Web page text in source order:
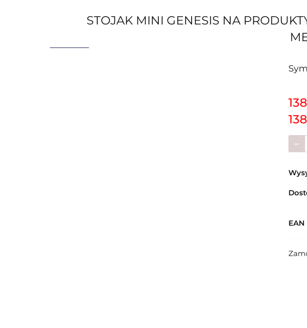
STOJAK MINI GENESIS NA
EAN